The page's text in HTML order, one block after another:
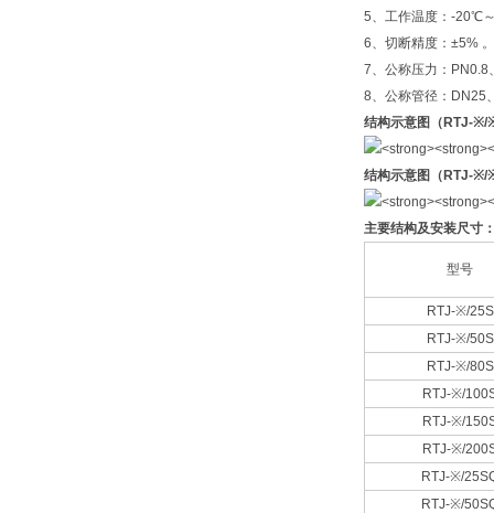
5、工作温度：-20℃
6、切断精度：±5% 。
7、公称压力：PN0.8
8、公称管径：DN25
结构示意图（ RTJ-※/
结构示意图（ RTJ-※/
主要结构及安装尺寸
型号
RTJ-※/25S
RTJ-※/50S
RTJ-※/80S
RTJ-※/
RTJ-※/
RTJ-※/
RTJ-※/
RTJ-※/